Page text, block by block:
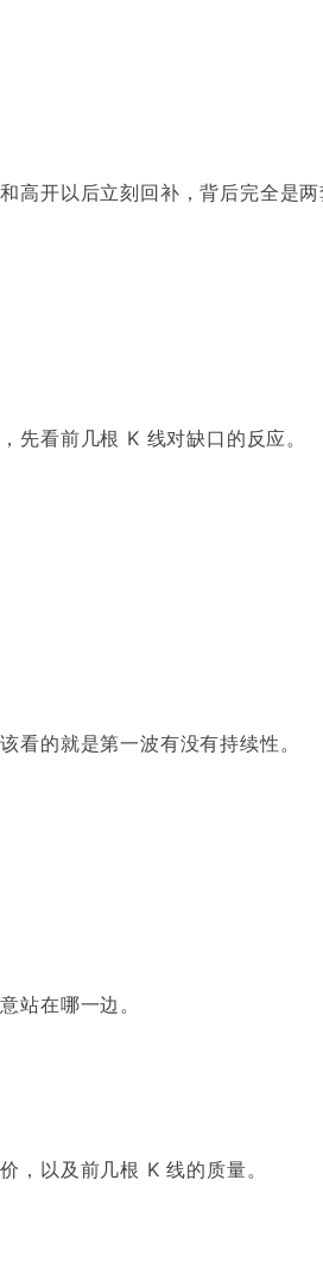
高开以后立刻回补，背后完全是
先看前几根 K 线对缺口的反应。
看的就是第一波有没有持续性。
站在哪一边。
，以及前几根 K 线的质量。